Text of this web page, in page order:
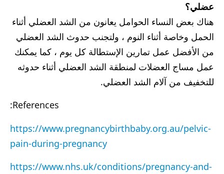
عضلي؟
هناك بعض النساء الحوامل يعانون من الشد العضلي أثناء
الحمل وخاصة أثناء النوم ، ولتجنب حدوث الشد العضلي
من الأفضل عمل تمارين الإستطالة كل يوم ، كما يمكنك
عمل مساج العضلات لمنطقة الشد العضلي أثناء حدوثه
للتخفيف من آلام الشد العضلي.
References:
https://www.pregnancybirthbaby.org.au/pelvic-
pain-during-pregnancy
https://www.nhs.uk/conditions/pregnancy-and-